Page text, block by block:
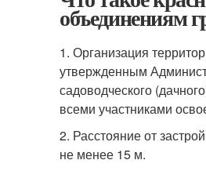
объединениям
1. Организация
утвержденным
садоводческого
всеми участниками
2. Расстояние от
не менее 15 м.